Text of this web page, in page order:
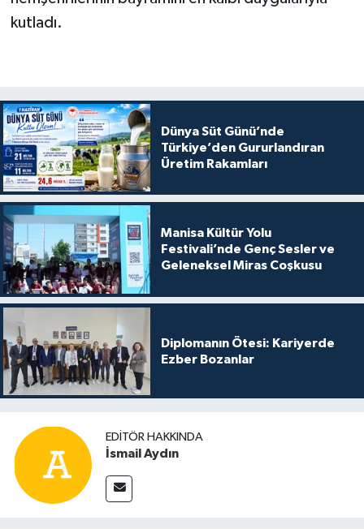
kutladı.
Dünya Süt Günü’nde
Türkiye’den Gururlandıran
Üretim Rakamları
Manisa Kültür Yolu
Festivali’nde Genç Sesler ve
Geleneksel Miras Coşkusu
Diplomanın Ötesi: Kariyerde
Ezber Bozanlar
EDITÖR HAKKINDA
İsmail Aydın